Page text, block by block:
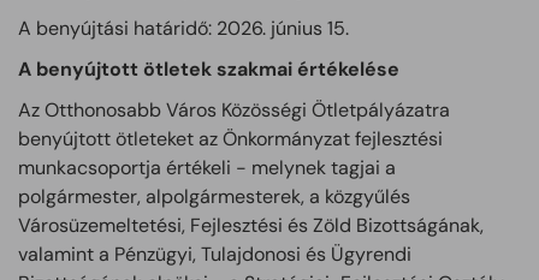
A benyújtási határidő: 2026. június 15.
A benyújtott ötletek szakmai értékelése
Az Otthonosabb Város Közösségi Ötletpályázatra
benyújtott ötleteket az Önkormányzat fejlesztési
munkacsoportja értékeli - melynek tagjai a
polgármester, alpolgármesterek, a közgyűlés
Városüzemeltetési, Fejlesztési és Zöld Bizottságának,
valamint a Pénzügyi, Tulajdonosi és Ügyrendi